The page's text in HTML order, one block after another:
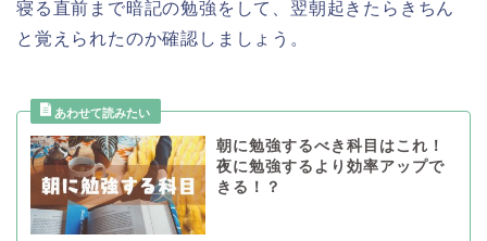
寝る直前まで暗記の勉強をして、翌朝起きたらきちん
と覚えられたのか確認しましょう。
朝に勉強するべき科目はこれ！
夜に勉強するより効率アップで
きる！？